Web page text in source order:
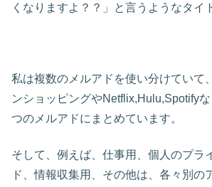
くなりますよ？？」と言うようなタイ
私は複数のメルアドを使い分けていて
ンショッピングやNetflix,Hulu,Spotify
つのメルアドにまとめています。
そして、例えば、仕事用、個人のプラ
ド、情報収集用、その他は、各々別の